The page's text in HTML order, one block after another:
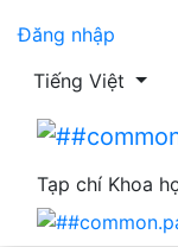
Đăng nhập
Thay đổi ngôn
Tiếng Việt
Tạp chí Khoa